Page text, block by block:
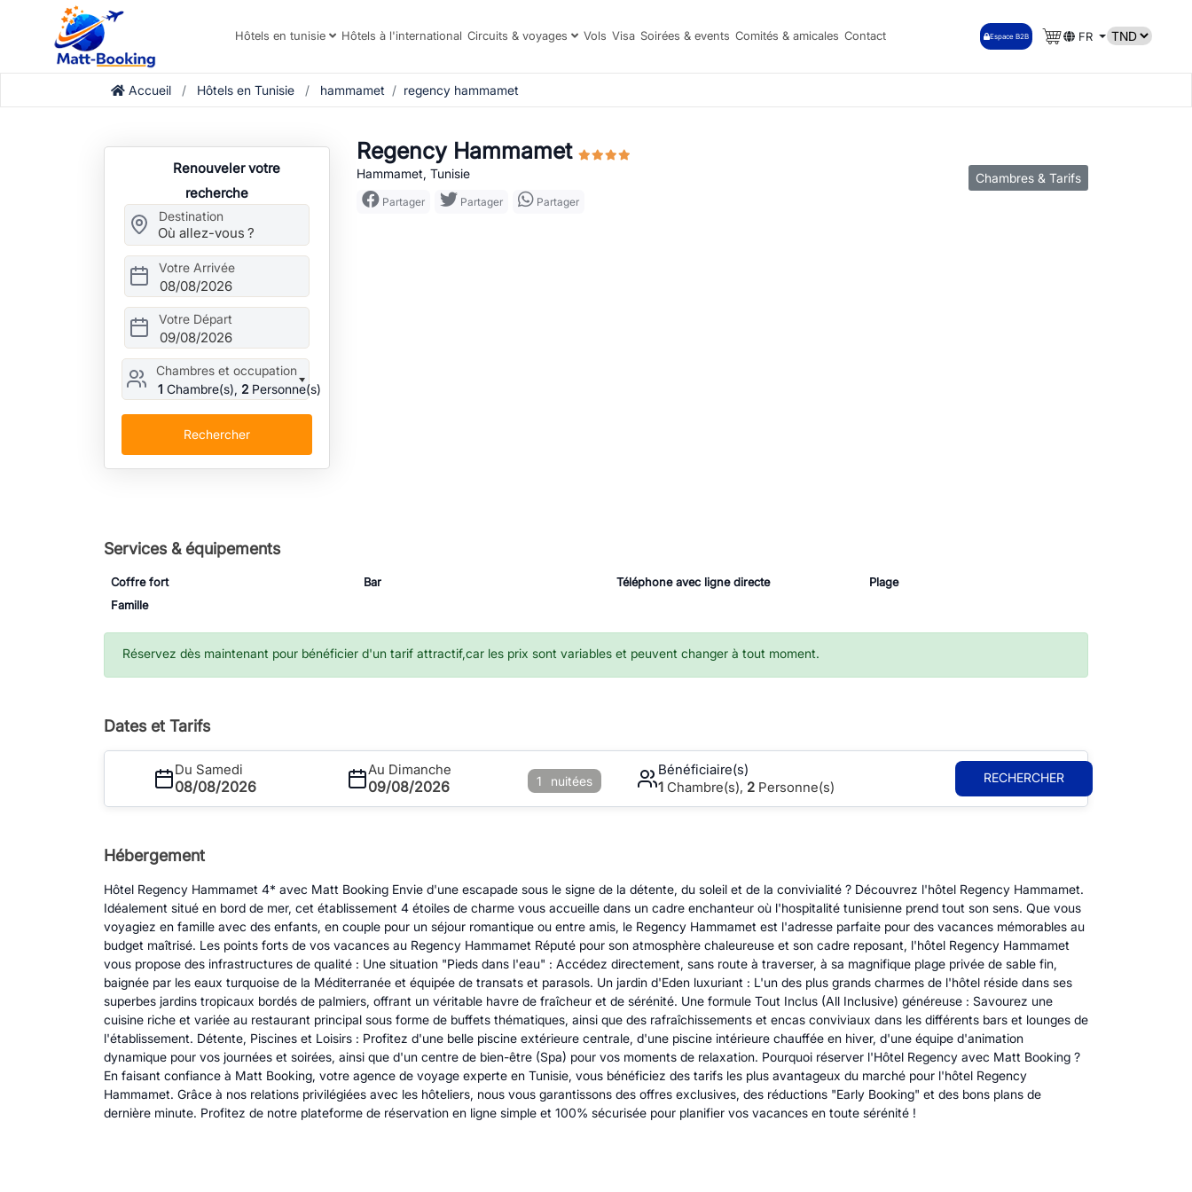
Hôtels en tunisie Hôtels à l'international Circuits & voyages Vols Visa Soirées & events Comités & amicales Contact Espace B2B FR
Accueil Hôtels en Tunisie hammamet regency hammamet
Renouveler votre
recherche
Destination
Votre Arrivée
08/08/2026
Votre Départ
09/08/2026
Chambres et occupation
1 Chambre(s), 2 Personne(s)
Rechercher
Regency Hammamet
Hammamet, Tunisie
Partager Partager Partager
Chambres & Tarifs
Services & équipements
Coffre fort Bar Téléphone avec ligne directe
Plage
Famille
Réservez dès maintenant pour bénéficier d'un tarif attractif,car les prix sont variables et peuvent changer à tout moment.
Dates et Tarifs
Du Samedi
08/08/2026
Au Dimanche
09/08/2026 1 nuitées
Bénéficiaire(s)
1Chambre(s), 2 Personne(s)
RECHERCHER
Hébergement
Hôtel Regency Hammamet 4* avec Matt Booking Envie d'une escapade sous le signe de la détente, du soleil et de la convivialité ? Découvrez l'hôtel Regency Hammamet.
Idéalement situé en bord de mer, cet établissement 4 étoiles de charme vous accueille dans un cadre enchanteur où l'hospitalité tunisienne prend tout son sens. Que vous
voyagiez en famille avec des enfants, en couple pour un séjour romantique ou entre amis, le Regency Hammamet est l'adresse parfaite pour des vacances mémorables au
budget maîtrisé. Les points forts de vos vacances au Regency Hammamet Réputé pour son atmosphère chaleureuse et son cadre reposant, l'hôtel Regency Hammamet
vous propose des infrastructures de qualité : Une situation "Pieds dans l'eau" : Accédez directement, sans route à traverser, à sa magnifique plage privée de sable fin,
baignée par les eaux turquoise de la Méditerranée et équipée de transats et parasols. Un jardin d'Eden luxuriant : L'un des plus grands charmes de l'hôtel réside dans ses
superbes jardins tropicaux bordés de palmiers, offrant un véritable havre de fraîcheur et de sérénité. Une formule Tout Inclus (All Inclusive) généreuse : Savourez une
cuisine riche et variée au restaurant principal sous forme de buffets thématiques, ainsi que des rafraîchissements et encas conviviaux dans les différents bars et lounges de
l'établissement. Détente, Piscines et Loisirs : Profitez d'une belle piscine extérieure centrale, d'une piscine intérieure chauffée en hiver, d'une équipe d'animation
dynamique pour vos journées et soirées, ainsi que d'un centre de bien-être (Spa) pour vos moments de relaxation. Pourquoi réserver l'Hôtel Regency avec Matt Booking ?
En faisant confiance à Matt Booking, votre agence de voyage experte en Tunisie, vous bénéficiez des tarifs les plus avantageux du marché pour l'hôtel Regency
Hammamet. Grâce à nos relations privilégiées avec les hôteliers, nous vous garantissons des offres exclusives, des réductions "Early Booking" et des bons plans de
dernière minute. Profitez de notre plateforme de réservation en ligne simple et 100% sécurisée pour planifier vos vacances en toute sérénité !